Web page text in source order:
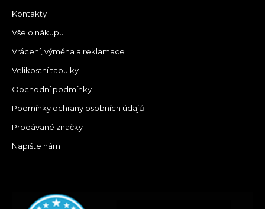
Kontakty
Vše o nákupu
Vrácení, výměna a reklamace
Velikostní tabulky
Obchodní podmínky
Podmínky ochrany osobních údajů
Prodávané značky
Napište nám